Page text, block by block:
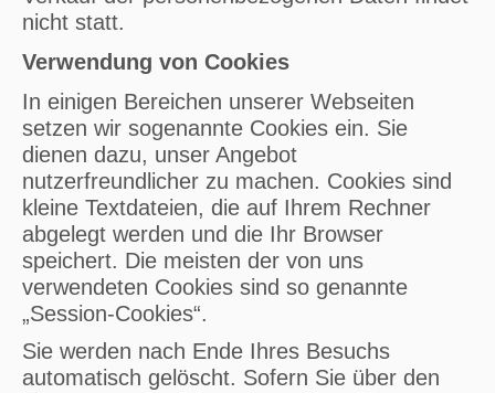
nicht statt.
Verwendung von Cookies
In einigen Bereichen unserer Webseiten
setzen wir sogenannte Cookies ein. Sie
dienen dazu, unser Angebot
nutzerfreundlicher zu machen. Cookies sind
kleine Textdateien, die auf Ihrem Rechner
abgelegt werden und die Ihr Browser
speichert. Die meisten der von uns
verwendeten Cookies sind so genannte
„Session-Cookies“.
Sie werden nach Ende Ihres Besuchs
automatisch gelöscht. Sofern Sie über den